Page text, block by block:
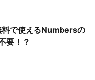
料で使えるNumbersの
要！？